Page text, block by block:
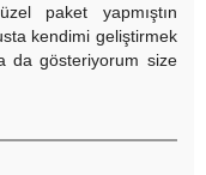
paket yapmıştın
kendimi geliştirmek
da gösteriyorum size